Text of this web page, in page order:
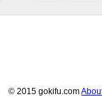
© 2015 gokifu.com